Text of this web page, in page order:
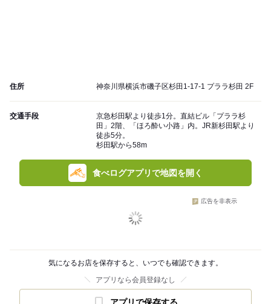
住所 神奈川県横浜市磯子区杉田1-17-1 プララ杉田 2F
交通手段
京急杉田駅より徒歩1分。直結ビル「プララ杉
田」2階、「ほろ酔い小路」内。JR新杉田駅より
徒歩5分。
杉田駅から58m
食べログアプリで地図を開く
広告を非表示
気になるお店を保存すると、いつでも確認できます。
アプリなら会員登録なし